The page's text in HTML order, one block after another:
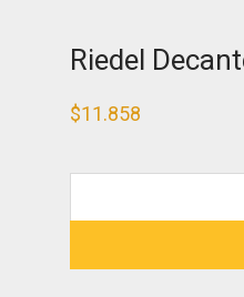
Riedel
$11.858